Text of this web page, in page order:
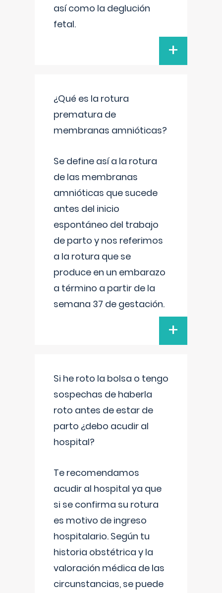
así como la deglución
fetal.
+
¿Qué es la rotura
prematura de
membranas amnióticas?
Se define así a la rotura
de las membranas
amnióticas que sucede
antes del inicio
espontáneo del trabajo
de parto y nos referimos
a la rotura que se
produce en un embarazo
a término a partir de la
semana 37 de gestación.
+
Si he roto la bolsa o tengo
sospechas de haberla
roto antes de estar de
parto ¿debo acudir al
hospital?
Te recomendamos
acudir al hospital ya que
si se confirma su rotura
es motivo de ingreso
hospitalario. Según tu
historia obstétrica y la
valoración médica de las
circunstancias, se puede